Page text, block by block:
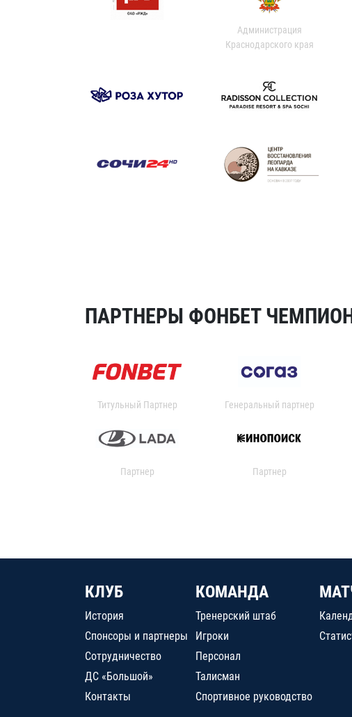
Администрация
Краснодарского края
ПАРТНЕРЫ ФОНБЕТ
Титульный Партнер Генеральный партнер
Партнер Партнер
КЛУБ
История
Спонсоры и партнеры
Сотрудничество
ДС «Большой»
Контакты
КОМАНДА
Тренерский штаб
Игроки
Персонал
Талисман
Спортивное руководство